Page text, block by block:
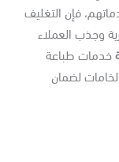
فإن التغليف
العملاء
طباعة
لضمان